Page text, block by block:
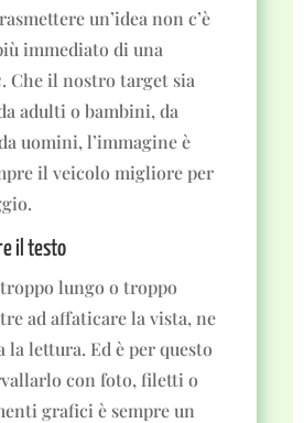
un’idea non c’è
immediato di una
. Che il nostro target sia
adulti o bambini, da
uomini, l’immagine è
il veicolo migliore per
il testo
lungo o troppo
ad affaticare la vista, ne
la lettura. Ed è per questo
con foto, filetti o
grafici è sempre un